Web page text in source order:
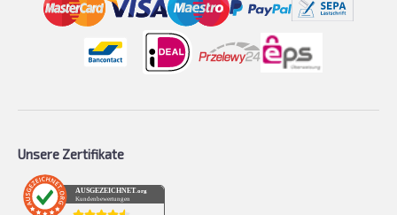
Unsere Zertifikate
AUSGEZEICHNET .org
Kundenbewertungen